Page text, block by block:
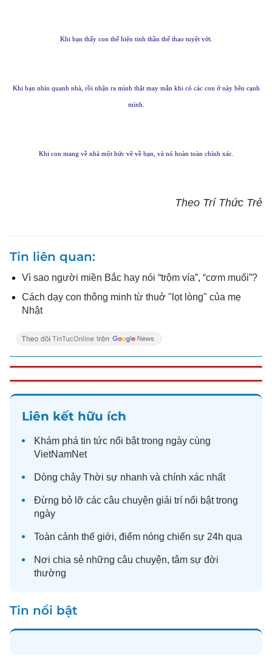
Khi bạn thấy con thể hiện tinh thần thể thao tuyệt vời.
Khi bạn nhìn quanh nhà, rồi nhận ra mình thật may mắn khi có các con ở này bên cạnh
mình.
Khi con mang về nhà một bức vẽ về bạn, và nó hoàn toàn chính xác.
Theo Trí Thức Trẻ
Tin liên quan
Vì sao người miền Bắc hay nói “trộm vía”, “cơm muối”?
Cách dạy con thông minh từ thuở "lọt lòng" của mẹ
Nhật
Liên kết hữu ích
Khám phá tin tức nổi bật trong ngày cùng
VietNamNet
Dòng chảy Thời sự nhanh và chính xác nhất
Đừng bỏ lỡ các câu chuyện giải trí nổi bật trong
ngày
Toàn cảnh thế giới, điểm nóng chiến sự 24h qua
Nơi chia sẻ những câu chuyện, tâm sự đời
thường
Tin nổi bật